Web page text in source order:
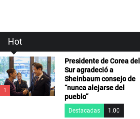
Hot
1
Presidente de Corea del
Sur agradeció a
Sheinbaum consejo de
“nunca alejarse del
pueblo”
Destacadas 1.00